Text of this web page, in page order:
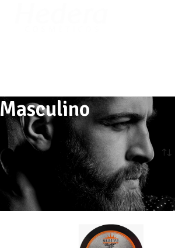
Masculino
Exibindo 1–10 de 22 resultados